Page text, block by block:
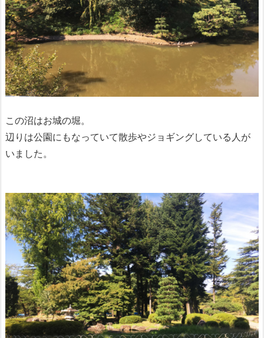
この沼はお城の堀。
辺りは公園にもなっていて散歩やジョギングしている人が
いました。